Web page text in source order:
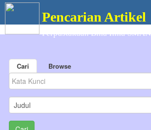
Pencarian Artikel
Perpustakaan Bina Ilmu
Cari Browse